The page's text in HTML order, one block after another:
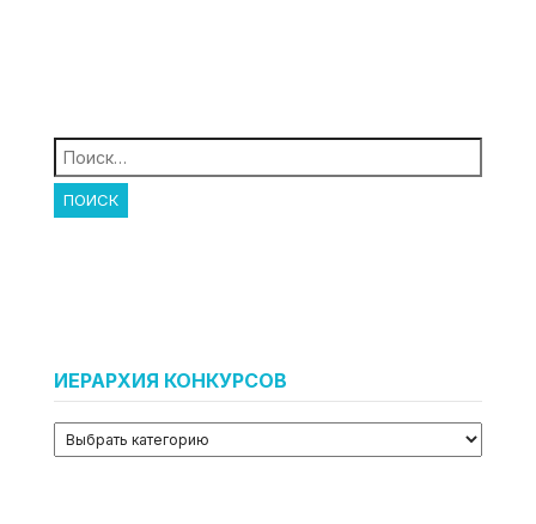
Найти:
ИЕРАРХИЯ КОНКУРСОВ